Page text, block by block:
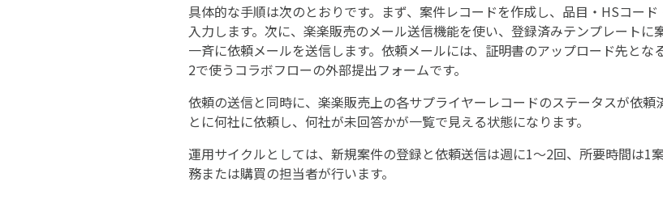
具体的な手順は次のとおりです。まず、案件レコードを作成し、品目・HSコー
入力します。次に、楽楽販売のメール送信機能を使い、登録済みテンプレート
一斉に依頼メールを送信します。依頼メールには、証明書のアップロード先とな
2で使うコラボフローの外部提出フォームです。
依頼の送信と同時に、楽楽販売上の各サプライヤーレコードのステータスが依
とに何社に依頼し、何社が未回答かが一覧で見える状態になります。
運用サイクルとしては、新規案件の登録と依頼送信は週に1〜2回、所要時間は1
務または購買の担当者が行います。